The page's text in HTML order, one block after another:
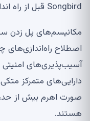
Songbird قبل از راه اندازی کامل در Flare آزمایش می شود.
مکانیسم‌های پل زدن
اصطلاح راه‌اندازی‌های
آسیب‌پذیری‌های امنیتی
صورت اهرم بیش از
هستند.